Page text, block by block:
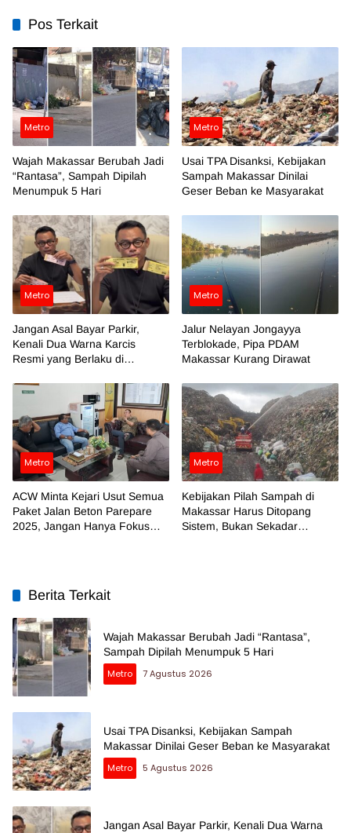
Pos Terkait
Metro
Wajah Makassar Berubah Jadi
“Rantasa”, Sampah Dipilah
Menumpuk 5 Hari
Metro
Usai TPA Disanksi, Kebijakan
Sampah Makassar Dinilai
Geser Beban ke Masyarakat
Metro
Jangan Asal Bayar Parkir,
Kenali Dua Warna Karcis
Resmi yang Berlaku di
Metro
Jalur Nelayan Jongayya
Terblokade, Pipa PDAM
Makassar Kurang Dirawat
Metro
ACW Minta Kejari Usut Semua
Paket Jalan Beton Parepare
2025, Jangan Hanya Fokus
Metro
Kebijakan Pilah Sampah di
Makassar Harus Ditopang
Sistem, Bukan Sekadar
Berita Terkait
Wajah Makassar Berubah Jadi “Rantasa”,
Sampah Dipilah Menumpuk 5 Hari
Metro
7 Agustus 2026
Usai TPA Disanksi, Kebijakan Sampah
Makassar Dinilai Geser Beban ke Masyarakat
Metro
5 Agustus 2026
Jangan Asal Bayar Parkir, Kenali Dua Warna